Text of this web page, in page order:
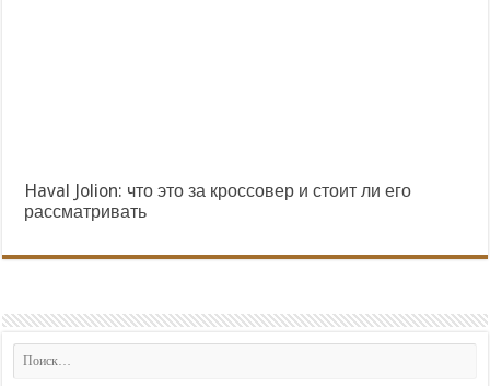
Haval Jolion: что это за кроссовер и стоит ли его
рассматривать